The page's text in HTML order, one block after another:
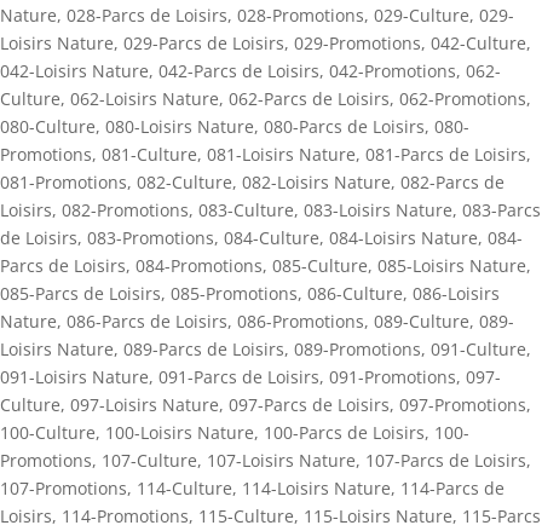
Nature, 028-Parcs de Loisirs, 028-Promotions, 029-Culture, 029-
Loisirs Nature, 029-Parcs de Loisirs, 029-Promotions, 042-Culture,
042-Loisirs Nature, 042-Parcs de Loisirs, 042-Promotions, 062-
Culture, 062-Loisirs Nature, 062-Parcs de Loisirs, 062-Promotions,
080-Culture, 080-Loisirs Nature, 080-Parcs de Loisirs, 080-
Promotions, 081-Culture, 081-Loisirs Nature, 081-Parcs de Loisirs,
081-Promotions, 082-Culture, 082-Loisirs Nature, 082-Parcs de
Loisirs, 082-Promotions, 083-Culture, 083-Loisirs Nature, 083-Parcs
de Loisirs, 083-Promotions, 084-Culture, 084-Loisirs Nature, 084-
Parcs de Loisirs, 084-Promotions, 085-Culture, 085-Loisirs Nature,
085-Parcs de Loisirs, 085-Promotions, 086-Culture, 086-Loisirs
Nature, 086-Parcs de Loisirs, 086-Promotions, 089-Culture, 089-
Loisirs Nature, 089-Parcs de Loisirs, 089-Promotions, 091-Culture,
091-Loisirs Nature, 091-Parcs de Loisirs, 091-Promotions, 097-
Culture, 097-Loisirs Nature, 097-Parcs de Loisirs, 097-Promotions,
100-Culture, 100-Loisirs Nature, 100-Parcs de Loisirs, 100-
Promotions, 107-Culture, 107-Loisirs Nature, 107-Parcs de Loisirs,
107-Promotions, 114-Culture, 114-Loisirs Nature, 114-Parcs de
Loisirs, 114-Promotions, 115-Culture, 115-Loisirs Nature, 115-Parcs